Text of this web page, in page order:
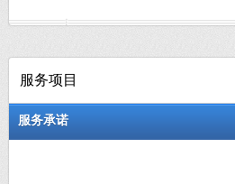
服务项目
服务承诺